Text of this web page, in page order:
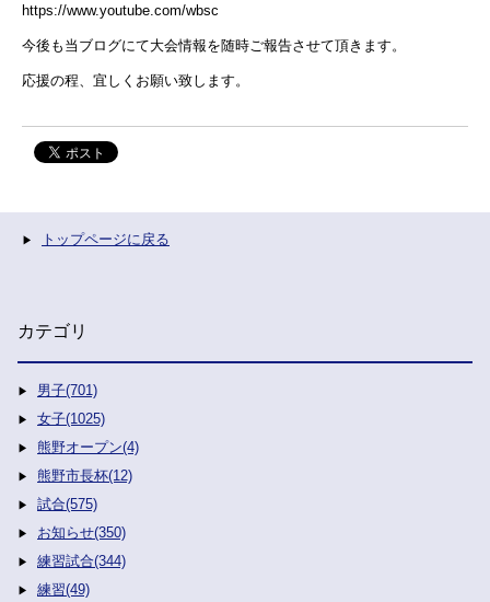
https://www.youtube.com/wbsc
今後も当ブログにて大会情報を随時ご報告させて頂きます。
応援の程、宜しくお願い致します。
トップページに戻る
カテゴリ
男子(701)
女子(1025)
熊野オープン(4)
熊野市長杯(12)
試合(575)
お知らせ(350)
練習試合(344)
練習(49)